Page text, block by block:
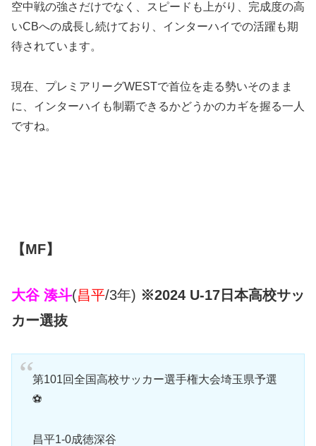
空中戦の強さだけでなく、スピードも上がり、完成度の高
いCBへの成長し続けており、インターハイでの活躍も期
待されています。
現在、プレミアリーグWESTで首位を走る勢いそのまま
に、インターハイも制覇できるかどうかのカギを握る一人
ですね。
【MF】
大谷 湊斗(昌平/3年) ※2024 U-17日本高校サッ
カー選抜
第101回全国高校サッカー選手権大会埼玉県予選
⚽
昌平1-0成徳深谷